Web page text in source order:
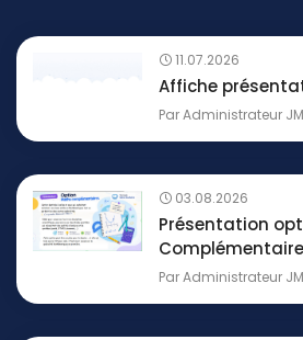
11.07.2026
Affiche
ParAdministrateur JM
03.08.2026
Présentation
ParAdministrateur JM